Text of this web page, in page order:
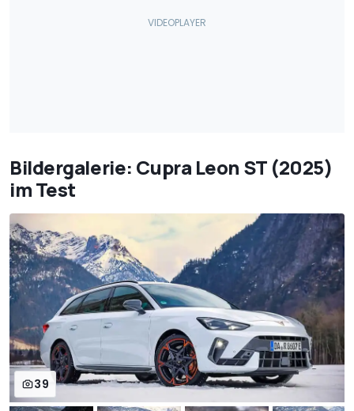
Bildergalerie: Cupra Leon ST (2025)
im Test
39